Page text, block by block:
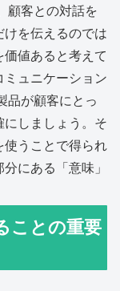
顧客との対話を
を伝えるのでは
値あると考えて
ュニケーション
品が顧客にとっ
しましょう。そ
うことで得られ
にある「意味」
ことの重要